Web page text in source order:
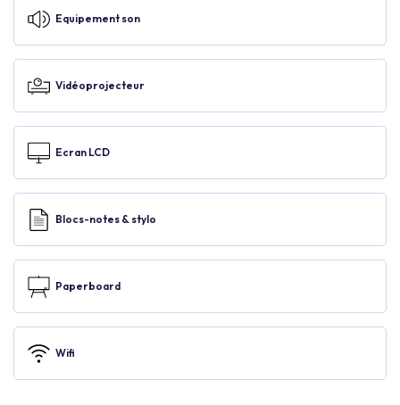
Equipement son
Vidéoprojecteur
Ecran LCD
Blocs-notes & stylo
Paperboard
Wifi